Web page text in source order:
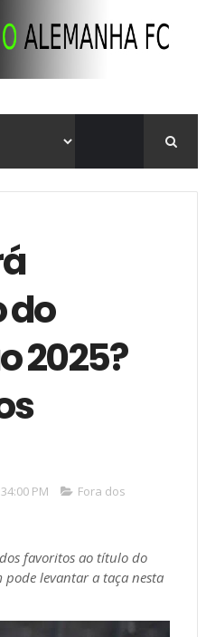
do
2025?
PM
Fora dos
favoritos ao título do
pode levantar a taça nesta